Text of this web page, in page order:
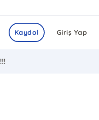
Giriş Yap
Kaydol